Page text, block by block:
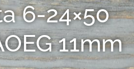
6-24×50
11mm